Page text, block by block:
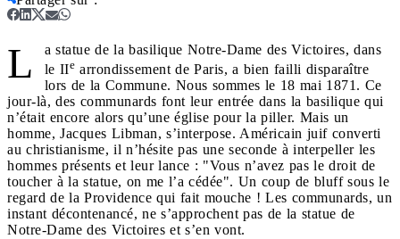
L
a statue de la basilique Notre-Dame des Victoires, dans
le IIe arrondissement de Paris, a bien failli disparaître
lors de la Commune. Nous sommes le 18 mai 1871. Ce
jour-là, des communards font leur entrée dans la basilique qui
n’était encore alors qu’une église pour la piller. Mais un
homme, Jacques Libman, s’interpose. Américain juif converti
au christianisme, il n’hésite pas une seconde à interpeller les
hommes présents et leur lance : "Vous n’avez pas le droit de
toucher à la statue, on me l’a cédée". Un coup de bluff sous le
regard de la Providence qui fait mouche ! Les communards, un
instant décontenancé, ne s’approchent pas de la statue de
Notre-Dame des Victoires et s’en vont.